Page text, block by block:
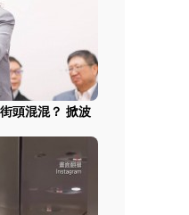
頭混混？ 掀波